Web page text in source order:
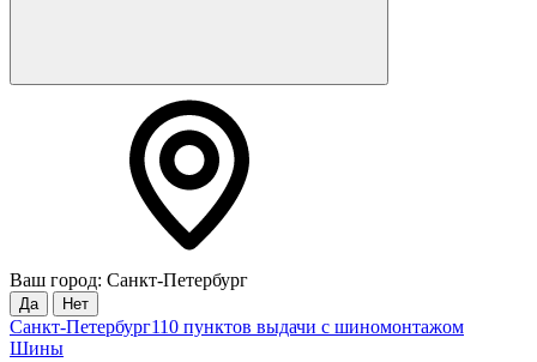
Ваш город: Санкт-Петербург
Да Нет
Санкт-Петербург110 пунктов выдачи с шиномонтажом
Шины